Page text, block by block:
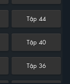
Tập 44
Tập 40
Tập 36